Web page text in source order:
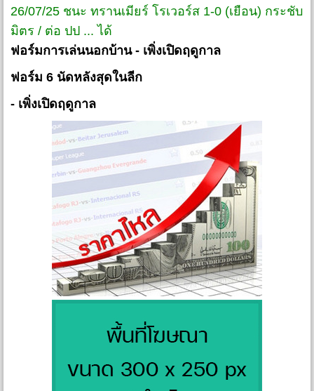
26/07/25 ชนะ ทรานเมียร์ โรเวอร์ส 1-0 (เยือน) กระชับ
มิตร / ต่อ ปป ... ได้
ฟอร์มการเล่นนอกบ้าน - เพิ่งเปิดฤดูกาล
ฟอร์ม 6 นัดหลังสุดในลีก
- เพิ่งเปิดฤดูกาล